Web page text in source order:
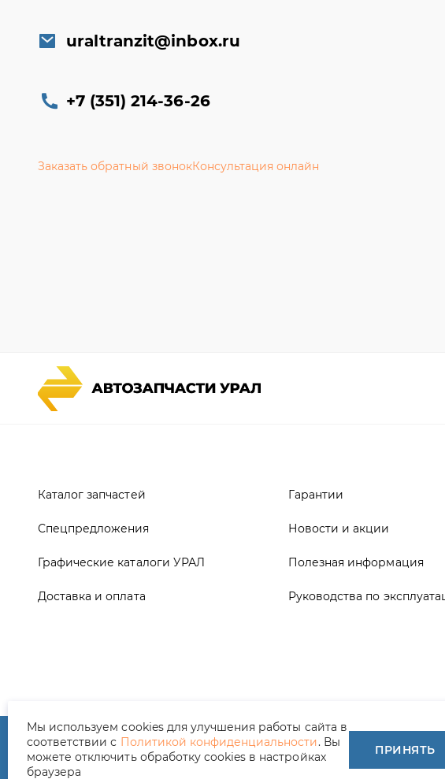
uraltranzit@inbox.ru
+7 (351) 214-36-26
Заказать обратный звонокКонсультация онлайн
Каталог запчастей
Мы используем cookies для улучшения работы сайта в
соответствии с Политикой конфиденциальности. Вы
можете отключить обработку cookies в настройках
браузера
ПРИНЯТЬ